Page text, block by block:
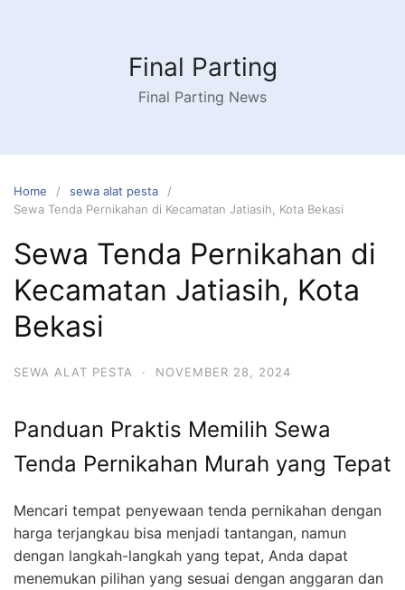
Final Parting
Final Parting News
Home
sewa alat pesta
Sewa Tenda Pernikahan di Kecamatan Jatiasih, Kota Bekasi
Sewa Tenda Pernikahan di
Kecamatan Jatiasih, Kota
Bekasi
SEWA ALAT PESTA · NOVEMBER 28, 2024
Panduan Praktis Memilih Sewa
Tenda Pernikahan Murah yang Tepat
Mencari tempat penyewaan tenda pernikahan dengan
harga terjangkau bisa menjadi tantangan, namun
dengan langkah-langkah yang tepat, Anda dapat
menemukan pilihan yang sesuai dengan anggaran dan